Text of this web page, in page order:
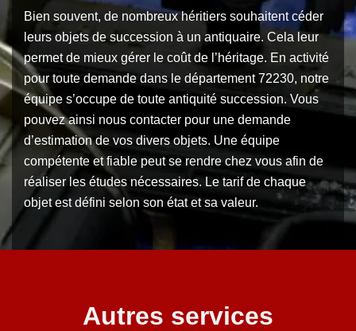
Bien souvent, de nombreux héritiers souhaitent céder
leurs objets de succession à un antiquaire. Cela leur
permet de mieux gérer le coût de l’héritage. En activité
pour toute demande dans le département 72230, notre
équipe s’occupe de toute antiquité succession. Vous
pouvez ainsi nous contacter pour une demande
d’estimation de vos divers objets. Une équipe
compétente et fiable peut se rendre chez vous afin de
réaliser les études nécessaires. Le tarif de chaque
objet est défini selon son état et sa valeur.
Autres services